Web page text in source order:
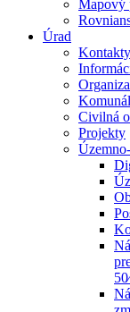
Mapový
Úrad
Civilná
Projekty